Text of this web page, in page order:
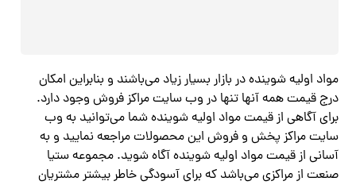
مواد اولیه شوینده در بازار بسیار زیاد می‌باشند و بنابراین امکان
درج قیمت همه آنها تنها در وب سایت مراکز فروش وجود دارد.
برای آگاهی از قیمت مواد اولیه شوینده شما می‌توانید به وب
سایت مراکز پخش و فروش این محصولات مراجعه نمایید و به
آسانی از قیمت مواد اولیه شوینده آگاه شوید. مجموعه ستیا
صنعت از مراکزی می‌باشد که برای آسودگی خاطر بیشتر مشتریان